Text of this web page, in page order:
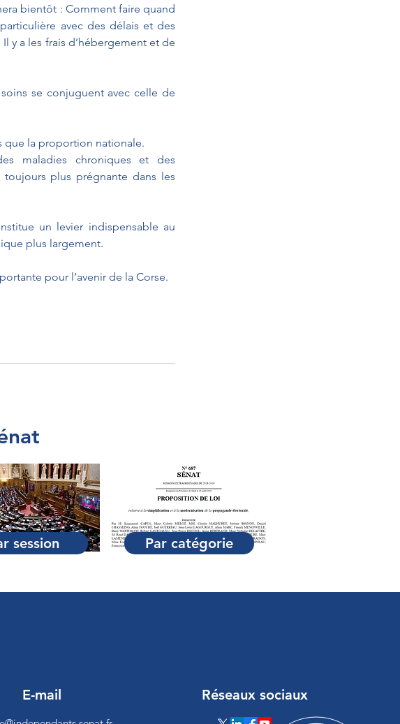
bientôt : Comment faire quand
avec des délais et des
y a les frais d’hébergement et de
se conjuguent avec celle de
que la proportion nationale.
maladies chroniques et des
plus prégnante dans les
un levier indispensable au
plus largement.
pour l’avenir de la Corse.
session Par catégorie
E-mail Réseaux sociaux